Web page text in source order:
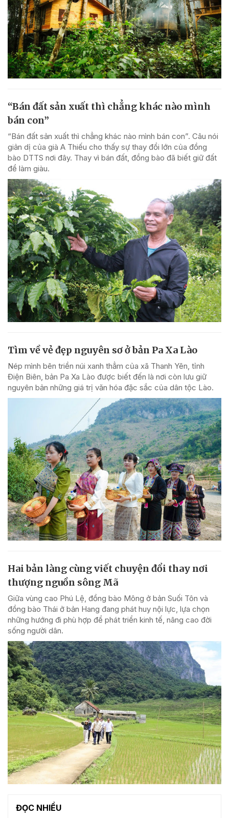
“Bán đất sản xuất thì chẳng khác nào mình
bán con”
“Bán đất sản xuất thì chẳng khác nào mình bán con”. Câu nói
giản dị của già A Thiếu cho thấy sự thay đổi lớn của đồng
bào DTTS nơi đây. Thay vì bán đất, đồng bào đã biết giữ đất
để làm giàu.
Tìm về vẻ đẹp nguyên sơ ở bản Pa Xa Lào
Nép mình bên triền núi xanh thẳm của xã Thanh Yên, tỉnh
Điện Biên, bản Pa Xa Lào được biết đến là nơi còn lưu giữ
nguyên bản những giá trị văn hóa đặc sắc của dân tộc Lào.
Hai bản làng cùng viết chuyện đổi thay nơi
thượng nguồn sông Mã
Giữa vùng cao Phú Lệ, đồng bào Mông ở bản Suối Tôn và
đồng bào Thái ở bản Hang đang phát huy nội lực, lựa chọn
những hướng đi phù hợp để phát triển kinh tế, nâng cao đời
sống người dân.
ĐỌC NHIỀU